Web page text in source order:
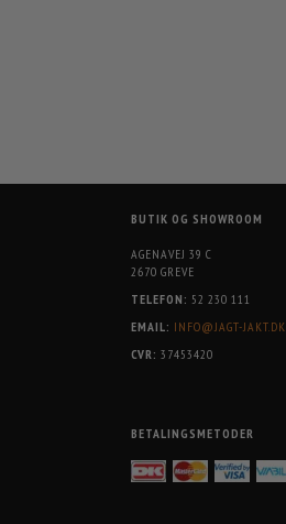
BUTIK OG SHOWROOM
AGENAVEJ 39 C
2670 GREVE
TELEFON: 52 230 111
EMAIL: INFO@JAGT-JAKT.DK
CVR: 37453420
BETALINGSMETODER